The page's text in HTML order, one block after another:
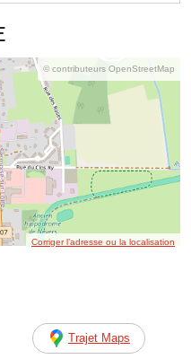
© contributeurs OpenStreetMap
Corriger l’adresse ou la localisation
Trajet Maps